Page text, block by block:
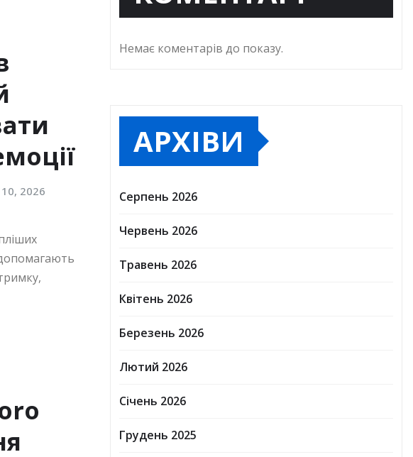
2026
Немає коментарів до показу.
АРХІВИ
Серпень 2026
Червень 2026
Травень 2026
Квітень 2026
Березень 2026
Лютий 2026
Січень 2026
Грудень 2025